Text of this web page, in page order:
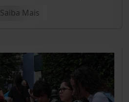
Saiba Mais